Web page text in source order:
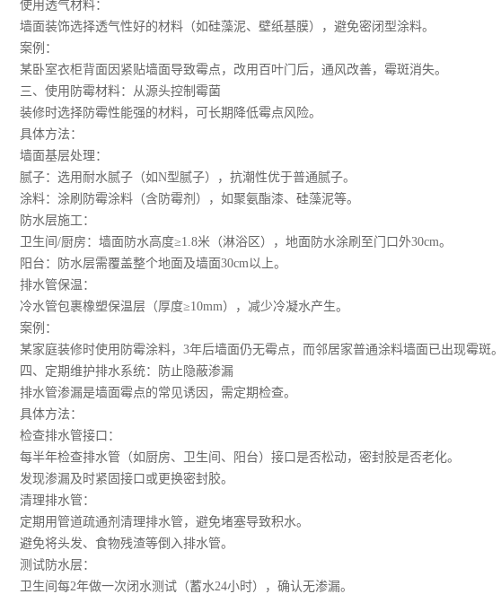
使用透气材料：
墙面装饰选择透气性好的材料（如硅藻泥、壁纸基膜），避免密闭型涂料。
案例：
某卧室衣柜背面因紧贴墙面导致霉点，改用百叶门后，通风改善，霉斑消失。
三、使用防霉材料：从源头控制霉菌
装修时选择防霉性能强的材料，可长期降低霉点风险。
具体方法：
墙面基层处理：
腻子：选用耐水腻子（如N型腻子），抗潮性优于普通腻子。
涂料：涂刷防霉涂料（含防霉剂），如聚氨酯漆、硅藻泥等。
防水层施工：
卫生间/厨房：墙面防水高度≥1.8米（淋浴区），地面防水涂刷至门口外30cm。
阳台：防水层需覆盖整个地面及墙面30cm以上。
排水管保温：
冷水管包裹橡塑保温层（厚度≥10mm），减少冷凝水产生。
案例：
某家庭装修时使用防霉涂料，3年后墙面仍无霉点，而邻居家普通涂料墙面已出现霉斑
四、定期维护排水系统：防止隐蔽渗漏
排水管渗漏是墙面霉点的常见诱因，需定期检查。
具体方法：
检查排水管接口：
每半年检查排水管（如厨房、卫生间、阳台）接口是否松动，密封胶是否老化。
发现渗漏及时紧固接口或更换密封胶。
清理排水管：
定期用管道疏通剂清理排水管，避免堵塞导致积水。
避免将头发、食物残渣等倒入排水管。
测试防水层：
卫生间每2年做一次闭水测试（蓄水24小时），确认无渗漏。